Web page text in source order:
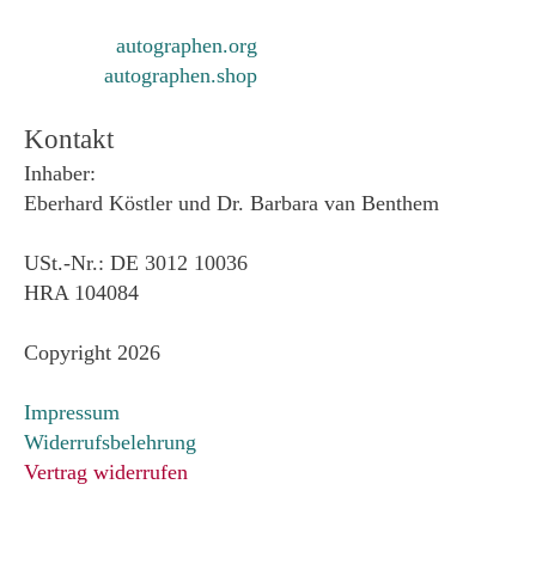
autographen.org
autographen.shop
Kontakt
Inhaber:
Eberhard Köstler und Dr. Barbara van Benthem
USt.-Nr.: DE 3012 10036
HRA 104084
Copyright 2026
Impressum
Widerrufsbelehrung
Vertrag widerrufen